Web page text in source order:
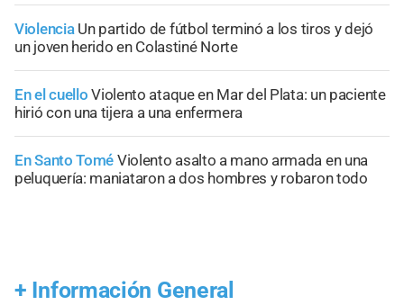
Violencia Un partido de fútbol terminó a los tiros y dejó
un joven herido en Colastiné Norte
En el cuello Violento ataque en Mar del Plata: un paciente
hirió con una tijera a una enfermera
En Santo Tomé Violento asalto a mano armada en una
peluquería: maniataron a dos hombres y robaron todo
+ Información General